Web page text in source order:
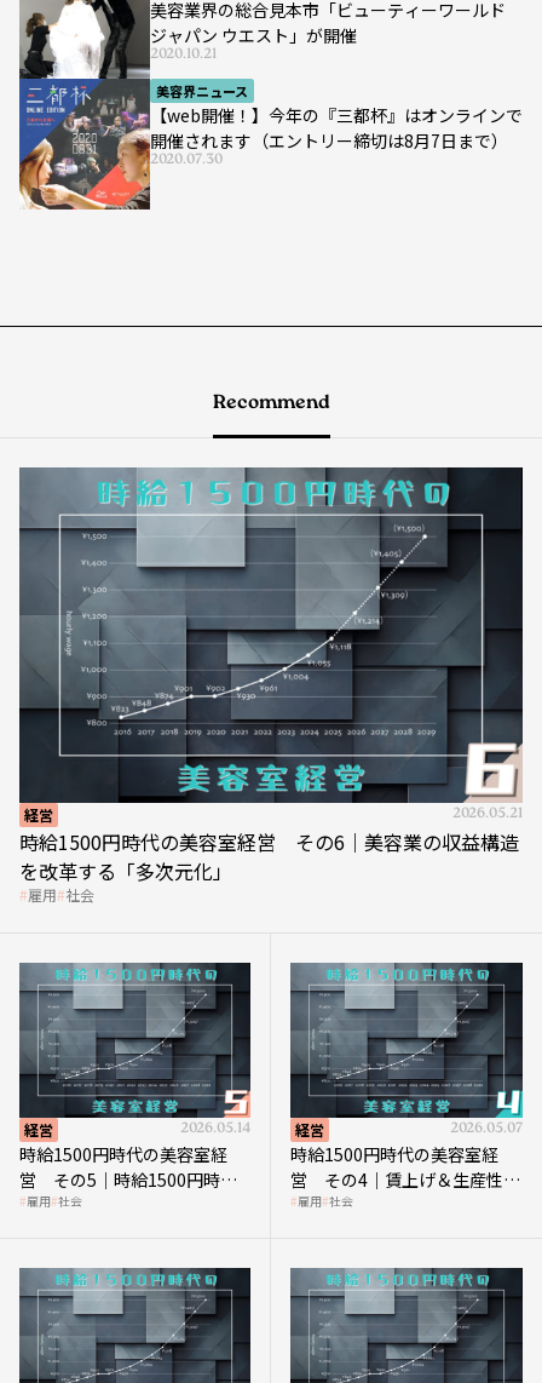
美容業界の総合見本市「ビューティーワールド
ジャパン ウエスト」が開催
2020.10.21
美容界ニュース
【web開催！】今年の『三都杯』はオンラインで
開催されます（エントリー締切は8月7日まで）
2020.07.30
Recommend
経営 2026.05.21
時給1500円時代の美容室経営 その6｜美容業の収益構造
を改革する「多次元化」
雇用 社会
経営 2026.05.14
時給1500円時代の美容室経
営 その5｜時給1500円時代
の到来は美容業の収益構造を
雇用 社会
経営 2026.05.07
時給1500円時代の美容室経
営 その4｜賃上げ＆生産性向
上につなげる賢い助成金活用
雇用 社会